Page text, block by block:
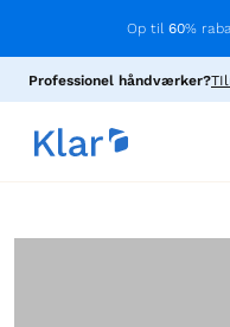
Op til 60%
Professionel håndværker?